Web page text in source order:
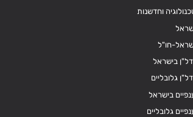
וחדשנות
חו"ל
בישראל
גלובליים
בישראל
גלובליים